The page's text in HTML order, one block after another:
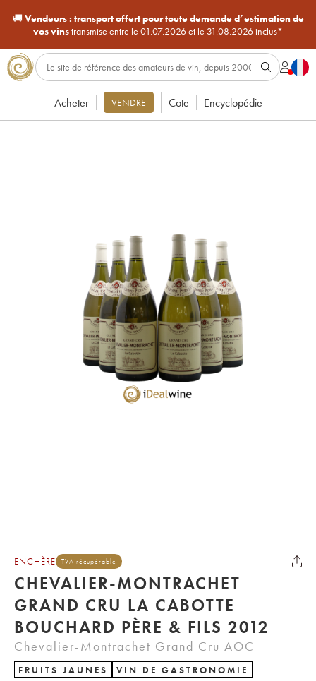
🚚Vendeurs : transport offert pour toute demande d’estimation de
vos vinstransmise entre le 01.07.2026 et le 31.08.2026 inclus*
Acheter VENDRE Cote Encyclopédie
ENCHÈRE TVA récupérable
CHEVALIER-MONTRACHET
GRAND CRU LA CABOTTE
BOUCHARD PÈRE & FILS 2012
Chevalier-Montrachet Grand Cru AOC
FRUITS JAUNES VIN DE GASTRONOMIE